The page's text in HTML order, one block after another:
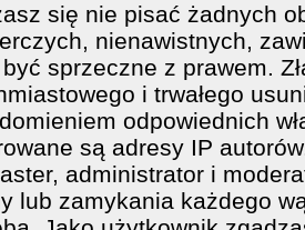
się nie pisać żadnych
nienawistnych,
sprzeczne z prawem.
i trwałego
odpowiednich
są adresy IP
administrator i
lub zamykania każdego